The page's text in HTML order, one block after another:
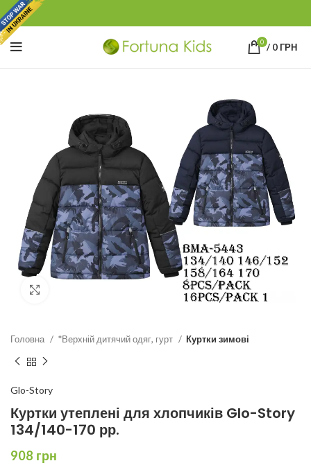
0 / 0ГРН
Головна *Верхній дитячий одяг, гурт Куртки зимові
Glo-Story
Куртки утеплені для хлопчиків Glo-Story
134/140-170 рр.
908 грн